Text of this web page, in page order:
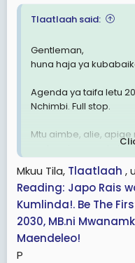
Tlaatlaah said:
Gentleman,
huna haja ya
Agenda ya taifa letu
Nchimbi. Full stop.
Mtu aimbe, alie,
wa kuzuia agenda
Mkuu Tila, Tlaatlaah ,
Reading: Japo Rais
Kumlinda!. Be The
2030, MB.ni
Maendeleo!
P